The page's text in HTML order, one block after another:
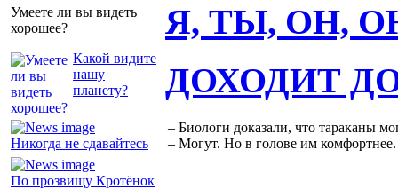
Умеете ли вы видеть
хорошее?
Какой видите
нашу
планету?
Я, ТЫ, ОН,
Никогда не сдавайтесь
По прозвищу Кротёнок
ДОХОДИТ
– Биологи доказали, что тараканы
– Могут. Но в голове им комфортнее.